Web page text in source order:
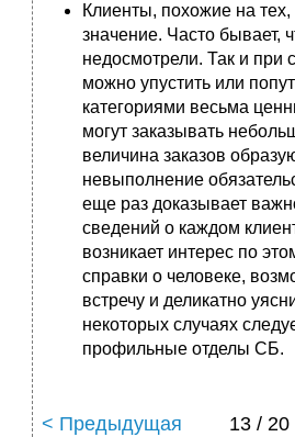
Клиенты, похожие на
значение. Часто бывает,
недосмотрели. Так и при
можно упустить или
категориями весьма
могут заказывать
величина заказов
невыполнение
еще раз доказывает
сведений о каждом
возникает интерес по
справки о человеке,
встречу и деликатно
некоторых случаях
профильные отделы СБ.
< Предыдущая 13 / 20